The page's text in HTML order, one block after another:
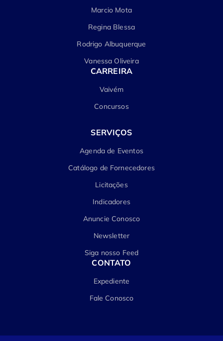
Marcio Mota
Regina Blessa
Rodrigo Albuquerque
Vanessa Oliveira
CARREIRA
Vaivém
Concursos
SERVIÇOS
Agenda de Eventos
Catálogo de Fornecedores
Licitações
Indicadores
Anuncie Conosco
Newsletter
Siga nosso Feed
CONTATO
Expediente
Fale Conosco